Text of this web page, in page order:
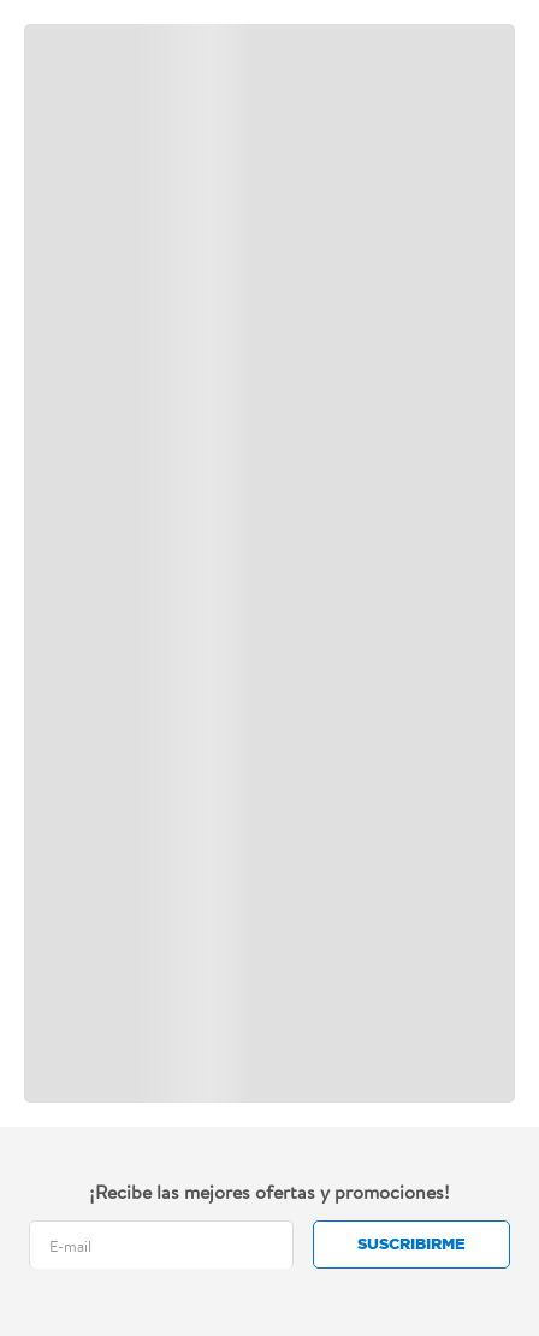
¡Recibe las mejores ofertas y promociones!
SUSCRIBIRME